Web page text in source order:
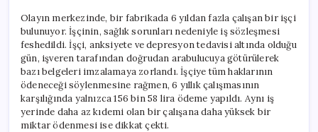
Olayın merkezinde, bir fabrikada 6 yıldan fazla çalışan bir işçi
bulunuyor. İşçinin, sağlık sorunları nedeniyle iş sözleşmesi
feshedildi. İşçi, anksiyete ve depresyon tedavisi altında olduğu
gün, işveren tarafından doğrudan arabulucuya götürülerek
bazı belgeleri imzalamaya zorlandı. İşçiye tüm haklarının
ödeneceği söylenmesine rağmen, 6 yıllık çalışmasının
karşılığında yalnızca 156 bin 58 lira ödeme yapıldı. Aynı iş
yerinde daha az kıdemi olan bir çalışana daha yüksek bir
miktar ödenmesi ise dikkat çekti.